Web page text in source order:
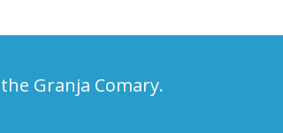
Granja Comary.